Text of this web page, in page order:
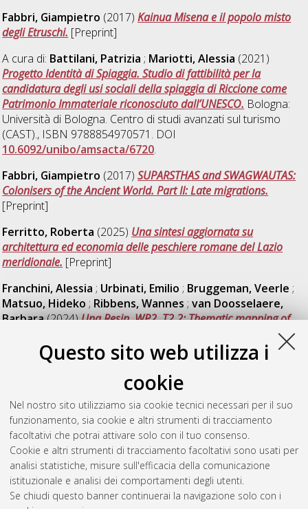
Questo sito web utilizza i
cookie
Nel nostro sito utilizziamo sia cookie tecnici necessari per il suo
funzionamento, sia cookie e altri strumenti di tracciamento
facoltativi che potrai attivare solo con il tuo consenso.
Cookie e altri strumenti di tracciamento facoltativi sono usati per
analisi statistiche, misure sull'efficacia della comunicazione
istituzionale e analisi dei comportamenti degli utenti.
Se chiudi questo banner continuerai la navigazione solo con i
Fabbri, Giampietro (2017)Kainua Misena e il popolo misto
degli Etruschi. [Preprint]
A cura di: Battilani, Patrizia ; Mariotti, Alessia (2021)
Progetto Identità di Spiaggia. Studio di fattibilità per la
candidatura degli usi sociali della spiaggia di Riccione come
Patrimonio Immateriale riconosciuto dall’UNESCO. Bologna:
Università di Bologna. Centro di studi avanzati sul turismo
(CAST)., ISBN 9788854970571. DOI
10.6092/unibo/amsacta/6720.
Fabbri, Giampietro (2017)SUPARSTHAS and SWAGWAUTAS:
Colonisers of the Ancient World. Part II: Late migrations.
[Preprint]
Ferritto, Roberta (2025) Una sintesi aggiornata su
architettura ed economia delle peschiere romane del Lazio
meridionale. [Preprint]
Franchini, Alessia ; Urbinati, Emilio ; Bruggeman, Veerle ;
Matsuo, Hideko ; Ribbens, Wannes ;van Doosselaere,
Barbara(2024)Una.Resin, WP2, T2.2: Thematic mapping of
Research Infrastructures and Resources in the field of Cultural
Heritage.University of Bologna. DOI
10.6092/unibo/amsacta/7568. [Dataset]
Urbinati, Emilio;
Matsuo, Hideko;Ribbens, Wannes;van Doosselaere,
Barbara(2024) Una.Resin, WP2, T2.4: Co-creation workshop
on Research Infrastructures and Resources.University of
Bologna. DOI 10.6092/unibo/amsacta/7579. [Dataset]
Questa lista e' stata generata ilSat Aug 8 20:31:47 2026
CEST